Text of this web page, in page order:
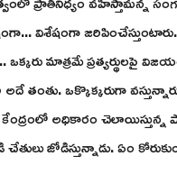
విశేషంగా
మాత్రమే ప్రత్యర్థులపై
తంతు. ఒక్కొక్కరుగా
అధికారం చెలాయిస్తున్న
జోడిస్తున్నాడు. ఏం